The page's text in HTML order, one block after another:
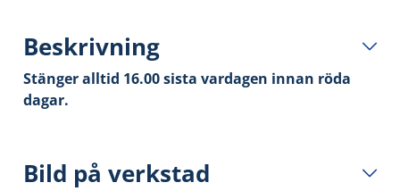
Beskrivning
Stänger alltid 16.00 sista vardagen innan röda
dagar.
Bild på verkstad